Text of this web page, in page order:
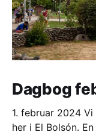
Dagbog
1. februar 2024 Vi tager en lille ferie fra vores rejse
her i El Bolsón.